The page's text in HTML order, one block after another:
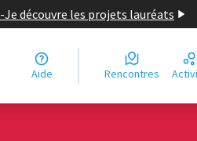
-Je découvre les projets lauréats
Aide Rencontres